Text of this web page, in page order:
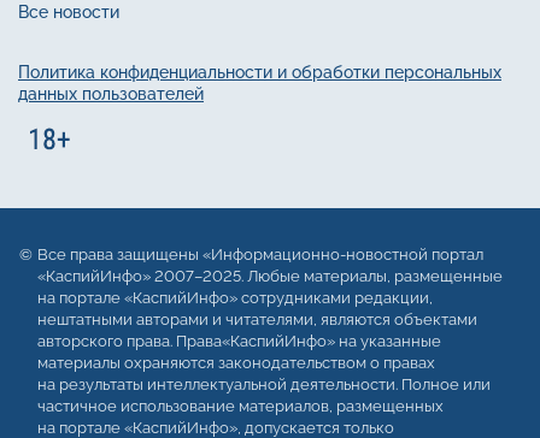
Все новости
Политика конфиденциальности и обработки персональных
данных пользователей
Все права защищены «Информационно-новостной портал
«КаспийИнфо» 2007–2025. Любые материалы, размещенные
на портале «КаспийИнфо» сотрудниками редакции,
нештатными авторами и читателями, являются объектами
авторского права. Права«КаспийИнфо» на указанные
материалы охраняются законодательством о правах
на результаты интеллектуальной деятельности. Полное или
частичное использование материалов, размещенных
на портале «КаспийИнфо», допускается только